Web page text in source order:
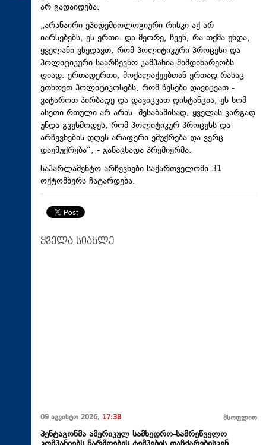
არ გადაიდება.
„არანაირი ეპიდემიოლოგიური რისკი აქ არ
იარსებებს, ეს ერთი. და მეორე, ჩვენ, რა თქმა უნდა,
ყველანი ვხედავთ, რომ პოლიტიკური პროცესი და
პოლიტიკური საარჩევნო კამპანია მიმდინარეობს
ღიად. ერთადერთი, მოქალაქეებთან ერთად რასაც
ვთხოვთ პოლიტიკოსებს, რომ წესები დავიცვათ -
ვატაროთ პირბადე და დავიცვათ დისტანცია, ეს ხომ
ასეთი რთული არ არის. შესაბამისად, ყველას კარგად
უნდა გვესმოდეს, რომ პოლიტიკურ პროცესს და
არჩევნების დღეს არაფერი ემუქრება და ვერც
დაემუქრება“, - განაცხადა პრემიერმა.
საპარლამენტო არჩევნები საქართველოში 31
ოქტომბერს ჩატარდება.
ყველა სიახლე
09 აგვისტო 2026, 17:38 მსოფლიო
პენტაგონმა ამერიკულ სამხედრო-სამრეწველო